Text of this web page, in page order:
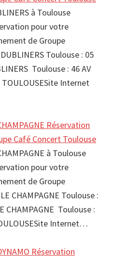
à Toulouse
pour votre
de Groupe
Toulouse : 05
Toulouse : 46 AV
TOULOUSESite Internet
Réservation
Café Concert Toulouse
à Toulouse
pour votre
de Groupe
CHAMPAGNE Toulouse :
CHAMPAGNE Toulouse :
Internet…
Réservation